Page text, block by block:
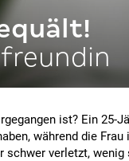
ist? Ein 25-
während die
verletzt, wenig